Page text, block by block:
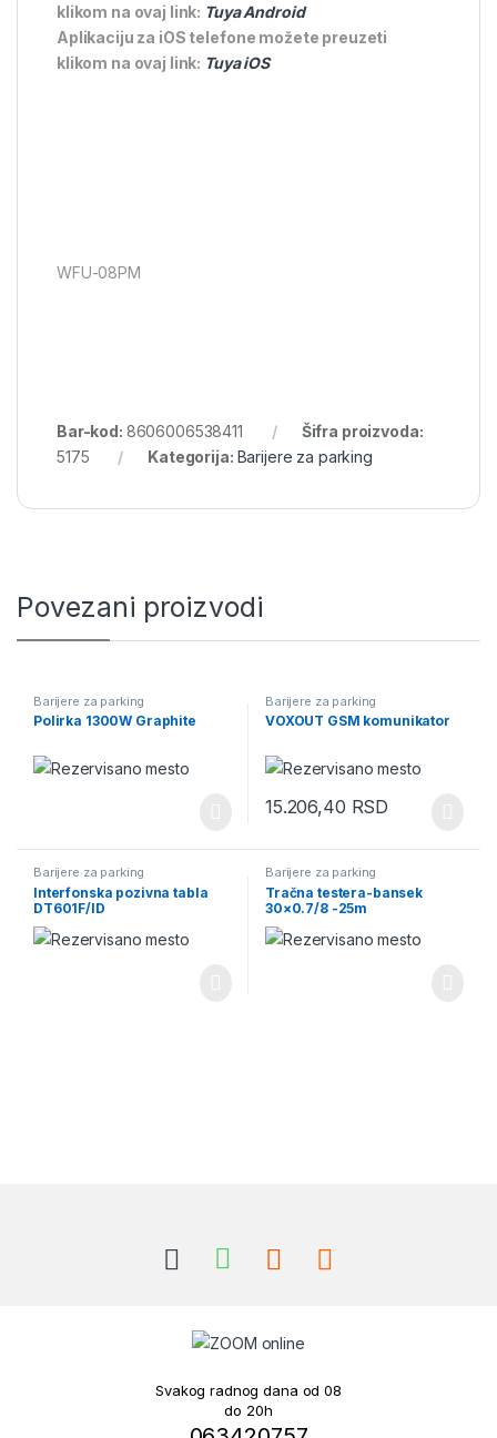
klikom na ovaj link: Tuya Android
Aplikaciju za iOS telefone možete preuzeti
klikom na ovaj link: Tuya iOS
WFU-08PM
Bar-kod: 8606006538411
Šifra proizvoda:
5175
Kategorija: Barijere za parking
Povezani proizvodi
Barijere za parking
Polirka 1300W Graphite
Barijere za parking
VOXOUT GSM komunikator
15.206,40 RSD
Barijere za parking
Interfonska pozivna tabla
DT601F/ID
Barijere za parking
Tračna testera-bansek
30×0.7/8 -25m
Svakog radnog dana od 08
do 20h